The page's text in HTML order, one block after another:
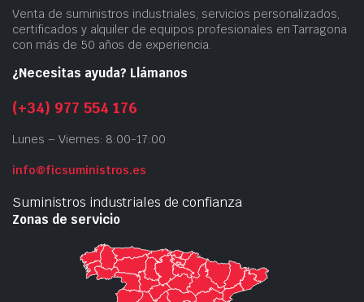
Venta de suministros industriales, servicios personalizados,
certificados y alquiler de equipos profesionales en Tarragona
con más de 50 años de experiencia.
¿Necesitas ayuda? Llámanos
(+34) 977 554 176
Lunes – Viernes: 8:00-17:00
info@ficsuministros.es
Suministros industriales de confianza
Zonas de servicio